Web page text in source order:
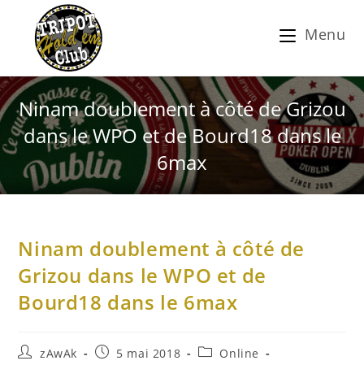
Menu
Ninam doublement à côté de Grizou
dans le WPO et de Bourd18 dans le
6max
Ninam doublement à côté de
Grizou dans le WPO et de
Bourd18 dans le 6max
zAwAk 5 mai 2018
Online